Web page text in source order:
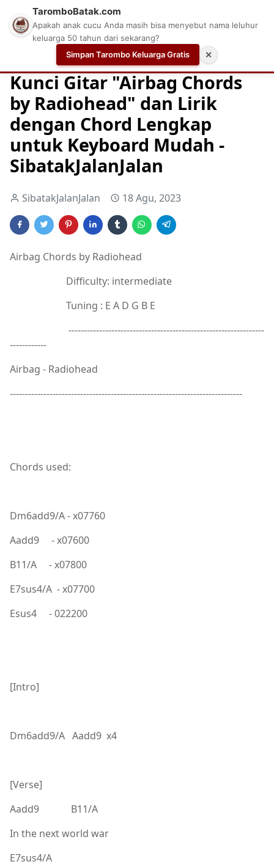
Chord Chord Gitar Easy Guitar Tabs
Kunci Gitar "Airbag Chords
by Radiohead" dan Lirik
dengan Chord Lengkap
untuk Keyboard Mudah -
SibatakJalanJalan
SibatakJalanJalan 18 Agu, 2023
Airbag Chords by Radiohead
Difficulty: intermediate
Tuning : E A D G B E
----------------------------------------------------------------
------------
Airbag - Radiohead
----------------------------------------------------------------------------
Chords used:
Dm6add9/A - x07760
Aadd9 - x07600
B11/A - x07800
E7sus4/A - x07700
Esus4 - 022200
[Intro]
Dm6add9/A Aadd9 x4
[Verse]
Aadd9 B11/A
In the next world war
E7sus4/A
TaromboBatak.com
Apakah anak cucu Anda masih bisa menyebut nama leluhur
keluarga 50 tahun dari sekarang?
Simpan Tarombo Keluarga Gratis
✕